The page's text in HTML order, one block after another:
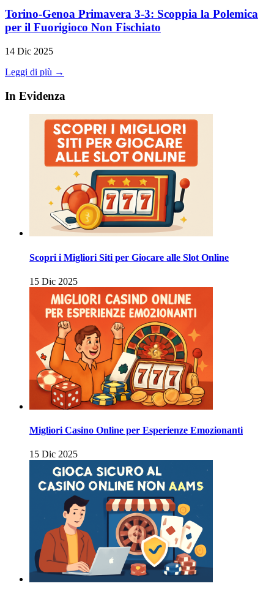
Torino-Genoa Primavera 3-3: Scoppia la Polemica
per il Fuorigioco Non Fischiato
14 Dic 2025
Leggi di più →
In Evidenza
Scopri i Migliori Siti per Giocare alle Slot Online
15 Dic 2025
Migliori Casino Online per Esperienze Emozionanti
15 Dic 2025